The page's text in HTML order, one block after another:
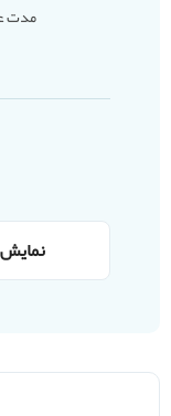
مدت